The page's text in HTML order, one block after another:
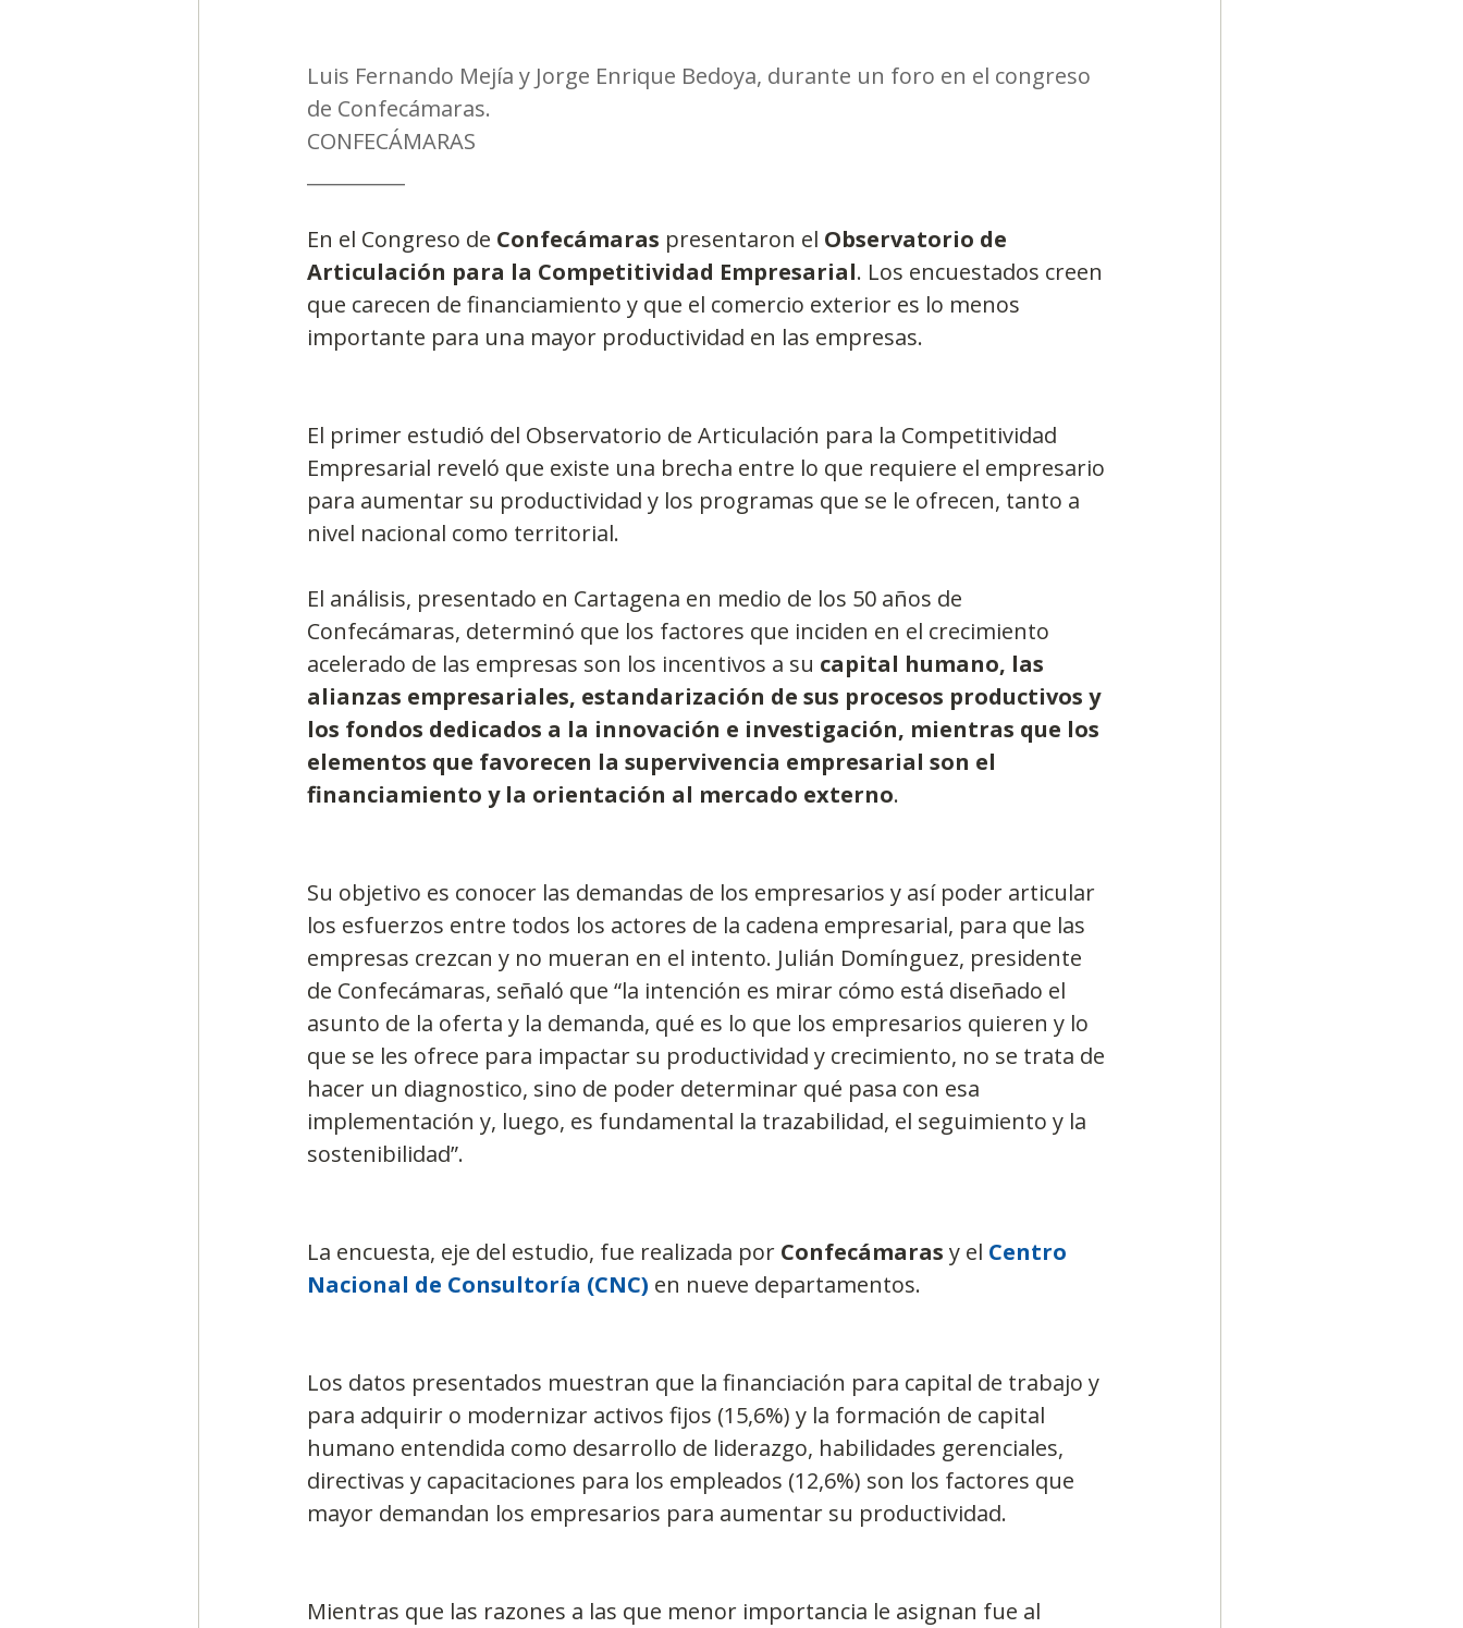
Luis Fernando Mejía y Jorge Enrique Bedoya, durante un foro en el congreso
de Confecámaras.
CONFECÁMARAS
En el Congreso de Confecámaras presentaron el Observatorio de
Articulación para la Competitividad Empresarial. Los encuestados creen
que carecen de financiamiento y que el comercio exterior es lo menos
importante para una mayor productividad en las empresas.
El primer estudió del Observatorio de Articulación para la Competitividad
Empresarial reveló que existe una brecha entre lo que requiere el empresario
para aumentar su productividad y los programas que se le ofrecen, tanto a
nivel nacional como territorial.
El análisis, presentado en Cartagena en medio de los 50 años de
Confecámaras, determinó que los factores que inciden en el crecimiento
acelerado de las empresas son los incentivos a su capital humano, las
alianzas empresariales, estandarización de sus procesos productivos y
los fondos dedicados a la innovación e investigación, mientras que los
elementos que favorecen la supervivencia empresarial son el
financiamiento y la orientación al mercado externo.
Su objetivo es conocer las demandas de los empresarios y así poder articular
los esfuerzos entre todos los actores de la cadena empresarial, para que las
empresas crezcan y no mueran en el intento. Julián Domínguez, presidente
de Confecámaras, señaló que “la intención es mirar cómo está diseñado el
asunto de la oferta y la demanda, qué es lo que los empresarios quieren y lo
que se les ofrece para impactar su productividad y crecimiento, no se trata de
hacer un diagnostico, sino de poder determinar qué pasa con esa
implementación y, luego, es fundamental la trazabilidad, el seguimiento y la
sostenibilidad”.
La encuesta, eje del estudio, fue realizada por Confecámaras y el Centro
Nacional de Consultoría (CNC) en nueve departamentos.
Los datos presentados muestran que la financiación para capital de trabajo y
para adquirir o modernizar activos fijos (15,6%) y la formación de capital
humano entendida como desarrollo de liderazgo, habilidades gerenciales,
directivas y capacitaciones para los empleados (12,6%) son los factores que
mayor demandan los empresarios para aumentar su productividad.
Mientras que las razones a las que menor importancia le asignan fue al